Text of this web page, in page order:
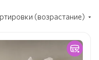
(возрастание)